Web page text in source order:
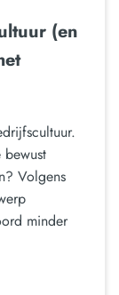
(en
Volgens
minder